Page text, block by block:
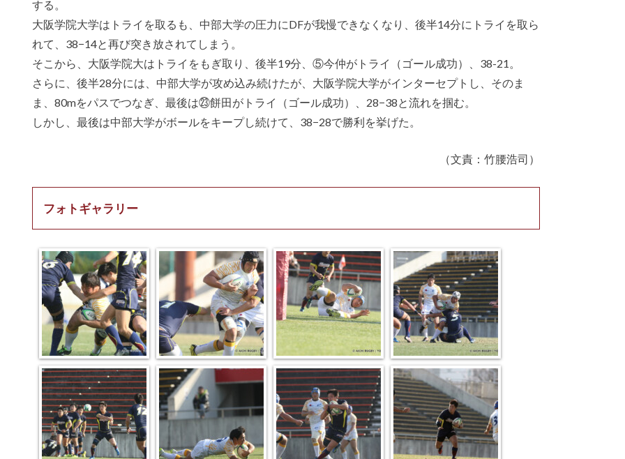
する。
大阪学院大学はトライを取るも、中部大学の圧力にDFが我慢できなくなり、後半14分にトライを取ら
れて、38−14と再び突き放されてしまう。
そこから、大阪学院大はトライをもぎ取り、後半19分、⑤今仲がトライ（ゴール成功）、38-21。
さらに、後半28分には、中部大学が攻め込み続けたが、大阪学院大学がインターセプトし、そのま
ま、80mをパスでつなぎ、最後は㉓餅田がトライ（ゴール成功）、28−38と流れを掴む。
しかし、最後は中部大学がボールをキープし続けて、38−28で勝利を挙げた。
（文責：竹腰浩司）
フォトギャラリー